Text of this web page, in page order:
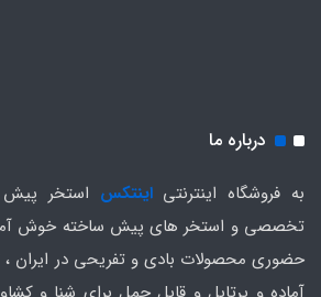
درباره ما
به فروشگاه اینترنتیاینتکس استخر
تخصصی و استخر های پیش ساخته خوش
حضوری محصولات بادی و تفریحی در ایران ،